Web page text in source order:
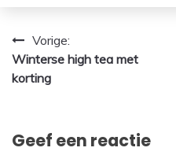
Bericht
navigatie
Vorige:
Winterse high tea met
korting
Geef een reactie